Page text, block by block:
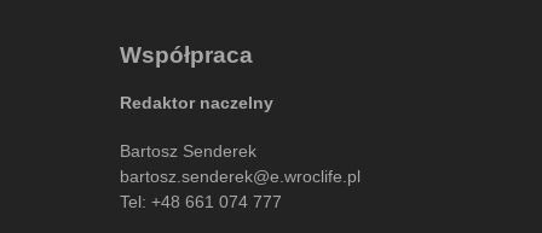
Współpraca
Redaktor naczelny
Bartosz Senderek
bartosz.senderek@e.wroclife.pl
Tel: +48 661 074 777